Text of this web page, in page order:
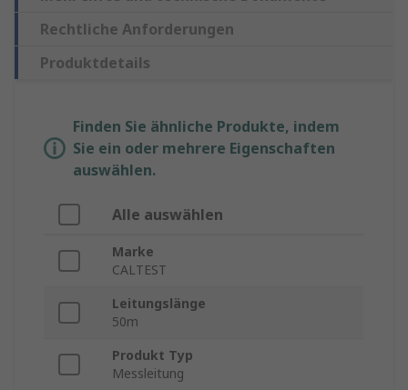
Rechtliche Anforderungen
Produktdetails
Finden Sie ähnliche Produkte, indem
Sie ein oder mehrere Eigenschaften
auswählen.
Alle auswählen
Marke
CALTEST
Leitungslänge
50m
Produkt Typ
Messleitung